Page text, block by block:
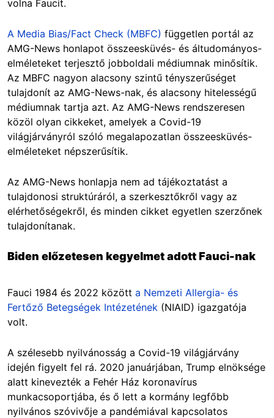
volna Faucit.
A Media Bias/Fact Check (MBFC) független portál az
AMG-News honlapot összeesküvés- és áltudományos-
elméleteket terjesztő jobboldali médiumnak minősítik.
Az MBFC nagyon alacsony szintű tényszerűséget
tulajdonít az AMG-News-nak, és alacsony hitelességű
médiumnak tartja azt. Az AMG-News rendszeresen
közöl olyan cikkeket, amelyek a Covid-19
világjárványról szóló megalapozatlan összeesküvés-
elméleteket népszerűsítik.
Az AMG-News honlapja nem ad tájékoztatást a
tulajdonosi struktúráról, a szerkesztőkről vagy az
elérhetőségekről, és minden cikket egyetlen szerzőnek
tulajdonítanak.
Biden előzetesen kegyelmet adott Fauci-nak
Fauci 1984 és 2022 között a Nemzeti Allergia- és
Fertőző Betegségek Intézetének (NIAID) igazgatója
volt.
A szélesebb nyilvánosság a Covid-19 világjárvány
idején figyelt fel rá. 2020 januárjában, Trump elnöksége
alatt kinevezték a Fehér Ház koronavírus
munkacsoportjába, és ő lett a kormány legfőbb
nyilvános szóvivője a pandémiával kapcsolatos